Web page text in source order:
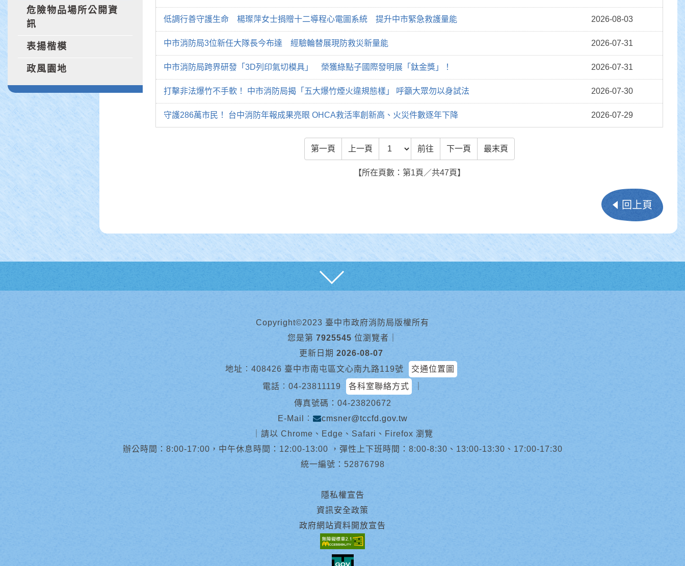
危險物品場所公開資
訊
表揚楷模
政風園地
低調行善守護生命 楊璨萍女士捐贈十二導程心電圖系統 提升中市緊急救護量能 2026-08-03
中市消防局3位新任大隊長今布達 經驗輪替展現防救災新量能 2026-07-31
中市消防局跨界研發「3D列印氣切模具」 榮獲綠點子國際發明展「鈦金獎」！ 2026-07-31
打擊非法爆竹不手軟！ 中市消防局揭「五大爆竹煙火違規態樣」 呼籲大眾勿以身試法 2026-07-30
守護286萬市民！ 台中消防年報成果亮眼 OHCA救活率創新高、火災件數逐年下降 2026-07-29
第一頁 上一頁 前往頁數 前往 下一頁 最末頁
【所在頁數：第1頁／共47頁】
回上頁
Copyright©2023 臺中市政府消防局版權所有
您是第 7925545 位瀏覽者
更新日期 2026-08-07
地址︰408426 臺中市南屯區文心南九路119號
交通位置圖
電話︰ 04-23811119 各科室聯絡方式
傳真號碼：04-23820672
E-Mail︰
cmsner@tccfd.gov.tw
請以 Chrome、Edge、Safari、Firefox 瀏覽
辦公時間：8:00-17:00，中午休息時間：12:00-13:00 ，彈性上下班時間：8:00-8:30、13:00-13:30、17:00-17:30
統一編號：52876798
隱私權宣告
資訊安全政策
政府網站資料開放宣告